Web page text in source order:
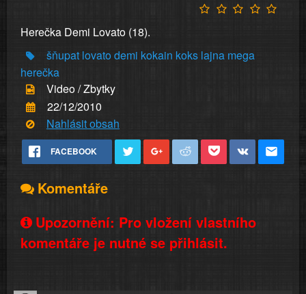
Herečka Demi Lovato (18).
šňupat lovatodemi kokain koks lajna mega
herečka
Video / Zbytky
22/12/2010
Nahlásit obsah
FACEBOOK
Komentáře
Upozornění: Pro vložení vlastního
komentáře je nutné se přihlásit.